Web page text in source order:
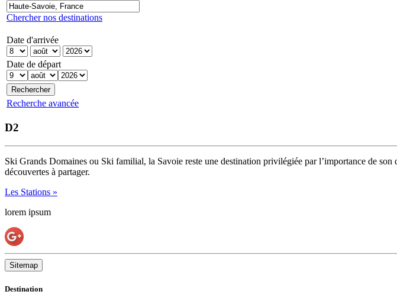
Chercher nos destinations
Date d'arrivée
Date de départ
Recherche avancée
D2
Ski Grands Domaines ou Ski familial, la Savoie reste une destination privilégiée par l’importance de
découvertes à partager.
Les Stations »
lorem ipsum
Sitemap
Destination